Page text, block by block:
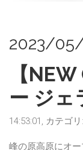
2023/
【
ー ジェ
14:53:01, カテゴリ:
峰の原高原にオ